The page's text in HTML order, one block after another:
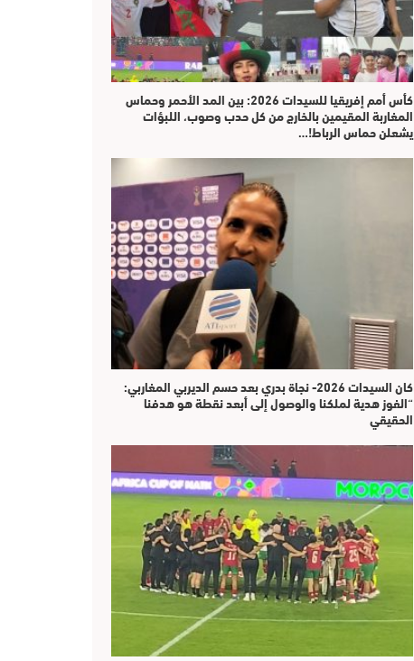
كأس أمم إفريقيا للسيدات 2026: بين المد الأحمر وحماس
المغاربة المقيمين بالخارج من كل حدب وصوب، اللبؤات
يشعلن حماس الرباط!…
كان السيدات 2026- نجاة بدري بعد حسم الديربي المغاربي:
“الفوز هدية لملكنا والوصول إلى أبعد نقطة هو هدفنا
الحقيقي